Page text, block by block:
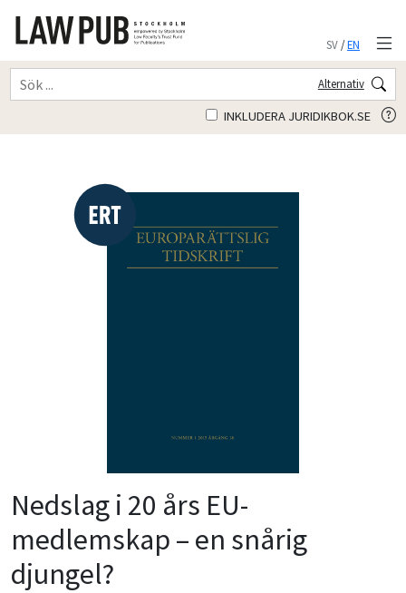
SV/EN
Alternativ
INKLUDERA JURIDIKBOK.SE
Nedslag i 20 års EU-
medlemskap – en snårig
djungel?